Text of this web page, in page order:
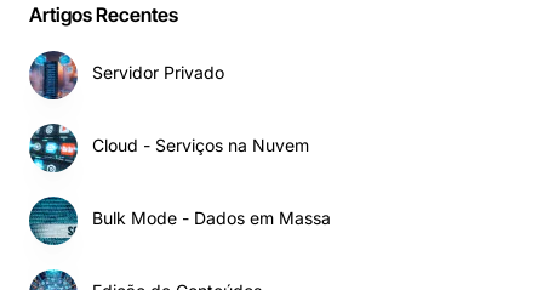
Artigos Recentes
Servidor Privado
Cloud - Serviços na Nuvem
Bulk Mode - Dados em Massa